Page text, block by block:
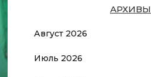
АРХИВЫ
Август 2026
Июль 2026